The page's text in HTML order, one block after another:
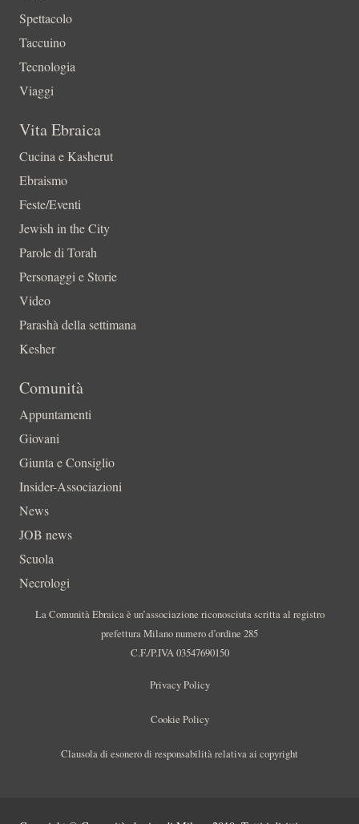
Spettacolo
Taccuino
Tecnologia
Viaggi
Vita Ebraica
Cucina e Kasherut
Ebraismo
Feste/Eventi
Jewish in the City
Parole di Torah
Personaggi e Storie
Video
Parashà della settimana
Kesher
Comunità
Appuntamenti
Giovani
Giunta e Consiglio
Insider-Associazioni
News
JOB news
Scuola
Necrologi
La Comunità Ebraica è un’associazione riconosciuta scritta al registro
prefettura Milano numero d’ordine 285
C.F./P.IVA 03547690150
Privacy Policy
Cookie Policy
Clausola di esonero di responsabilità relativa ai copyright